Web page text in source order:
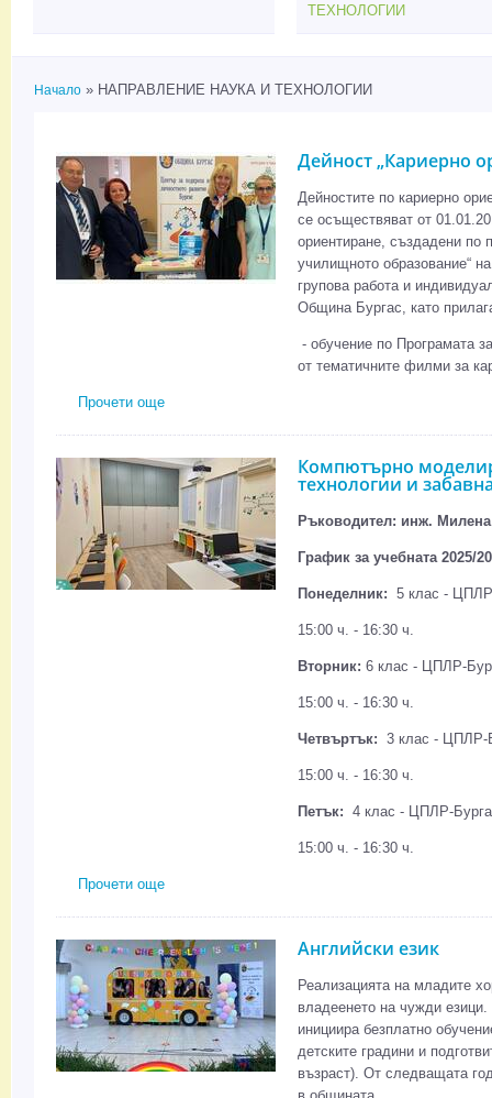
ТЕХНОЛОГИИ
Начало » НАПРАВЛЕНИЕ НАУКА И ТЕХНОЛОГИИ
Дейност „Кариерно
Дейностите по кариерно
се осъществяват от
ориентиране, създадени по
училищното образование“
групова работа и
Община Бургас, като
- обучение по Програмата
от тематичните филми за
Прочети още
Компютърно
технологии и
Ръководител: инж.
График за учебната 2025/
Понеделник: 5 клас -
15:00 ч. - 16:30 ч.
Вторник: 6 клас - ЦПЛР-
15:00 ч. - 16:30 ч.
Четвъртък: 3 клас - ЦПЛР-
15:00 ч. - 16:30 ч.
Петък: 4 клас - ЦПЛР-
15:00 ч. - 16:30 ч.
Прочети още
Английски език
Реализацията на младите
владеенето на чужди
инициира безплатно
детските градини и
възраст). От следващата